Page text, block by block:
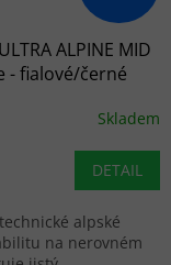
ALPINE MID
- fialové/černé
Skladem
DETAIL
alpské
na nerovném